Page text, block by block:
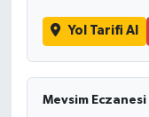
Yol Tarifi Al
Mevsim Eczanesi